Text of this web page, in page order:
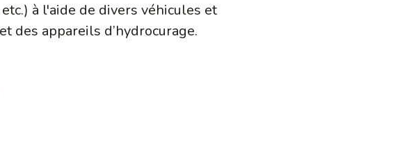
à l'aide de divers véhicules et
des appareils d’hydrocurage.